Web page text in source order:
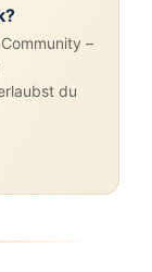
–
du